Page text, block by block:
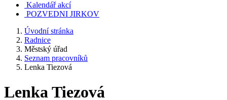
Kalendář akcí
POZVEDNI JIRKOV
Úvodní stránka
Radnice
Městský úřad
Seznam pracovníků
Lenka Tiezová
Lenka Tiezová